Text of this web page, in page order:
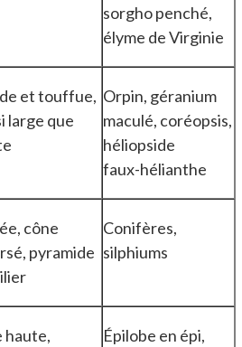
sorgho penché,
élyme de Virginie
et touffue,
large que
Orpin, géranium
maculé, coréopsis,
héliopside
faux-hélianthe
cône
pyramide
Conifères,
silphiums
haute,
Épilobe en épi,